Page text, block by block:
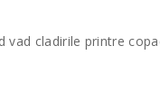
vad cladirile printre